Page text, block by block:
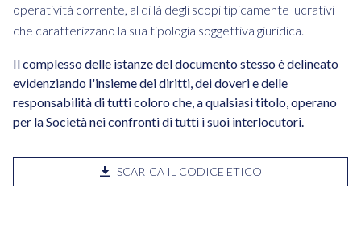
operatività corrente, al di là degli scopi tipicamente lucrativi
che caratterizzano la sua tipologia soggettiva giuridica.
Il complesso delle istanze del documento stesso è delineato
evidenziando l'insieme dei diritti, dei doveri e delle
responsabilità di tutti coloro che, a qualsiasi titolo, operano
per la Società nei confronti di tutti i suoi interlocutori.
SCARICA IL CODICE ETICO